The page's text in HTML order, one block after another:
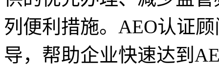
列便利措施。AEO认证
导，帮助企业快速达到